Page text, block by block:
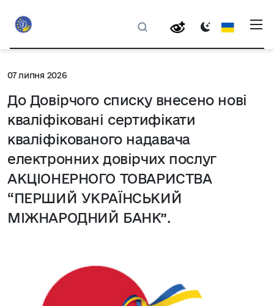
07 липня 2026
До Довірчого списку внесено нові
кваліфіковані сертифікати
кваліфікованого надавача
електронних довірчих послуг
АКЦІОНЕРНОГО ТОВАРИСТВА
“ПЕРШИЙ УКРАЇНСЬКИЙ
МІЖНАРОДНИЙ БАНК”.